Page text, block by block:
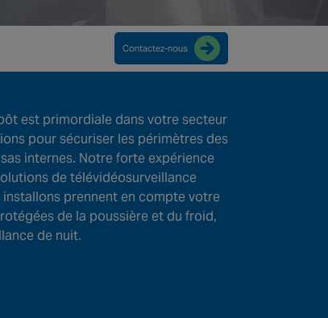
Contactez-nous
est primordiale dans votre secteur
pour sécuriser les périmètres des
internes. Notre forte expérience
de télévidéosurveillance
prennent en compte votre
de la poussière et du froid,
de nuit.